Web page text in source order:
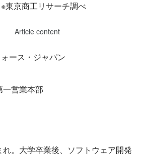
東京商工リサーチ調べ
ース・ジャパン
一営業本部
れ。大学卒業後、ソフトウェア開発